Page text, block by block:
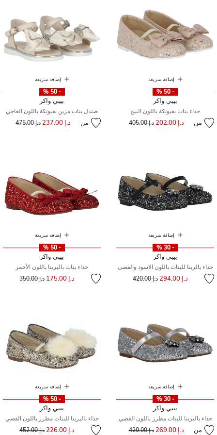
إضافة سريعة
- 50 %
بيبي واكر
حذاء بنات بفيونكة باللون البيج
من د.إ 202.00 سعر مخفض مند.إ 405.00
إضافة سريعة
- 50 %
بيبي واكر
صندل بنات مزين بفيونكة باللون العاجي
من د.إ 237.00 سعر مخفض من
د.إ 475.00 إلى
إضافة سريعة
- 30 %
بيبي واكر
حذاء بالرينا للبنات باللون الاسود والفضى
د.إ 294.00 سعر مخفض مند.إ 420.00
إضافة سريعة
- 50 %
بيبي واكر
حذاء بنات باليرينا باللون الأحمر
د.إ 175.00 سعر مخفض من
د.إ 350.00 إلى
إضافة سريعة
- 30 %
بيبي واكر
حذاء باليرينا للبنات مطرز باللون الفضي
من د.إ 269.00 سعر مخفض مند.إ 420.00
إضافة سريعة
- 50 %
بيبي واكر
حذاء باليرينا للبنات مطرز باللون الفضي
د.إ 226.00 سعر مخفض من
د.إ 452.00 إلى